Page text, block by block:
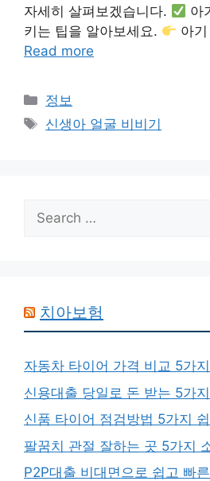
자세히 살펴보겠습니다.
아
키는 팁을 알아보세요.
아
Read more
Categories
정보
Tags
신생아 얼굴 비비기
Search
for:
치아보험
자동차 타이어 가격 비교 5가
신용대출 당일로 돈 받는 5가
신품 타이어 점검방법 5가지
팔꿈치 관절 잘하는 곳 5가지
P2P대출 비대면으로 쉽고 빠